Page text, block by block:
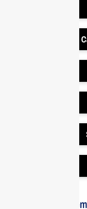
Votre